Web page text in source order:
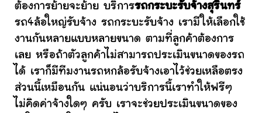
ต้องการย้ายจะย้าย บริการรถกระบะรับจ้างสุรินทร์
รถ4ล้อใหญ่รับจ้าง รถกระบะรับจ้าง เรามีให้เลือกใช้
งานกันหลายแบบหลายขนาด ตามที่ลูกค้าต้องการ
เลย หรือถ้าตัวลูกค้าไม่สามารถประเมินขนาดของรถ
ได้ เราก็มีทีมงานรถหกล้อรับจ้างเอาไว้ช่วยเหลือตรง
ส่วนนี้เหมือนกัน แน่นอนว่าบริการนี้เราทำให้ฟรีๆ
ไม่คิดค่าจ้างใดๆ ครับ เราจะช่วยประเมินขนาดของ